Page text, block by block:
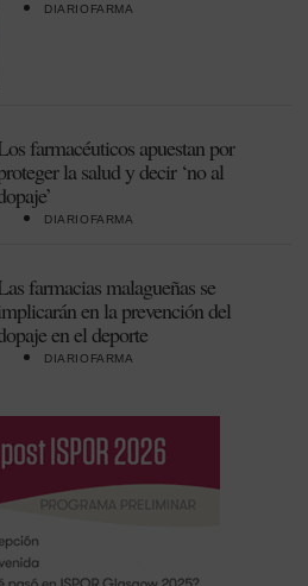
DIARIOFARMA
farmacéuticos apuestan por
la salud y decir ‘no al
DIARIOFARMA
farmacias malagueñas se
en la prevención del
en el deporte
DIARIOFARMA